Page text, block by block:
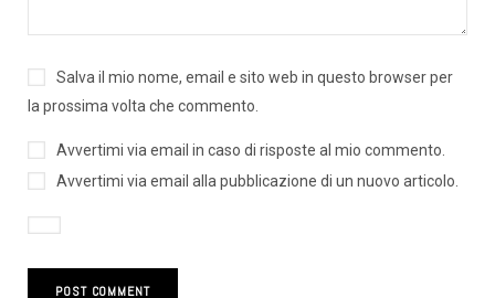
Salva il mio nome, email e sito web in questo browser per
la prossima volta che commento.
Avvertimi via email in caso di risposte al mio commento.
Avvertimi via email alla pubblicazione di un nuovo articolo.